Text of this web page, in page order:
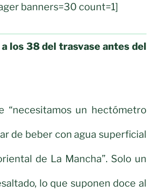
banners=30 count=1]
los 38 del trasvase antes del
“necesitamos un hectómetro
de beber con agua superficial
de La Mancha”. Solo un
lo que suponen doce al